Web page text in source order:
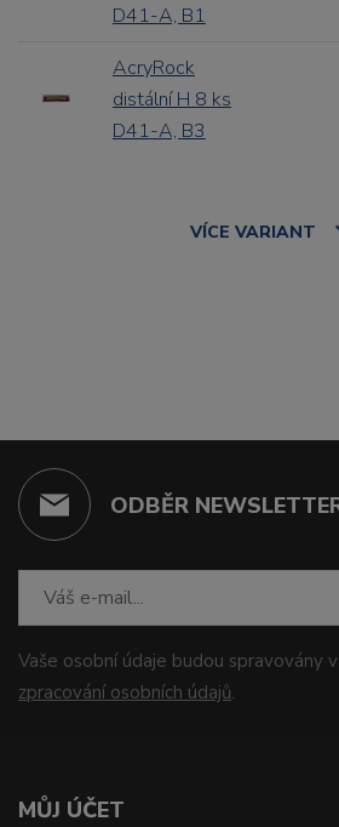
D41-A, B1
AcryRock
distální H 8 ks
D41-A, B3
VÍCE VARIANT
ODBĚR
Vaše osobní údaje budou spravovány
zpracování osobních údajů.
MŮJ ÚČET